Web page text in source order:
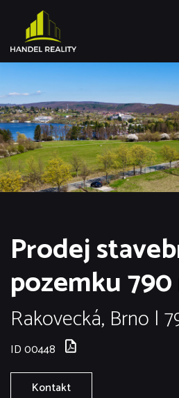
Prodej
pozemku
Rakovecká, Brno |
ID 00448
Kontakt